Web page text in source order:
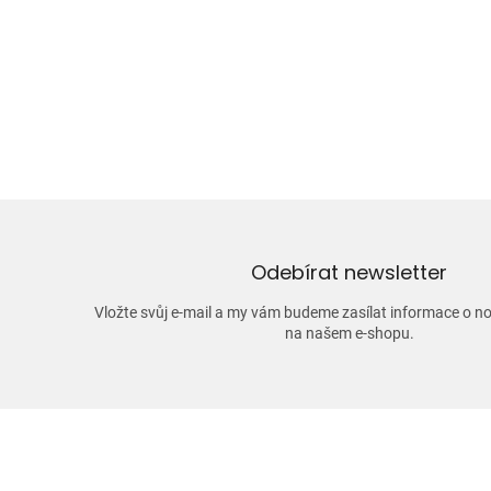
Odebírat newsletter
Vložte svůj e-mail a my vám budeme zasílat informace o
na našem e-shopu.